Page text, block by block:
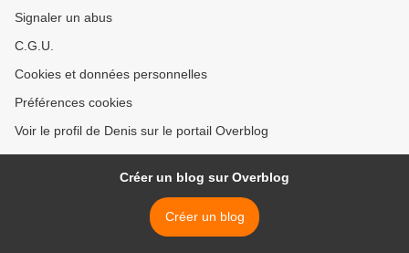
Signaler un abus
C.G.U.
Cookies et données personnelles
Préférences cookies
Voir le profil de Denis sur le portail Overblog
Créer un blog sur Overblog
Créer un blog